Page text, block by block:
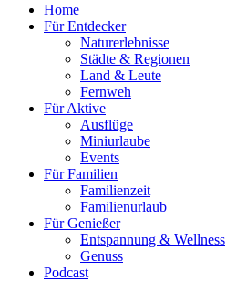
Home
Für Entdecker
Naturerlebnisse
Städte & Regionen
Land & Leute
Fernweh
Für Aktive
Ausflüge
Miniurlaube
Events
Für Familien
Familienzeit
Familienurlaub
Für Genießer
Entspannung & Wellness
Genuss
Podcast